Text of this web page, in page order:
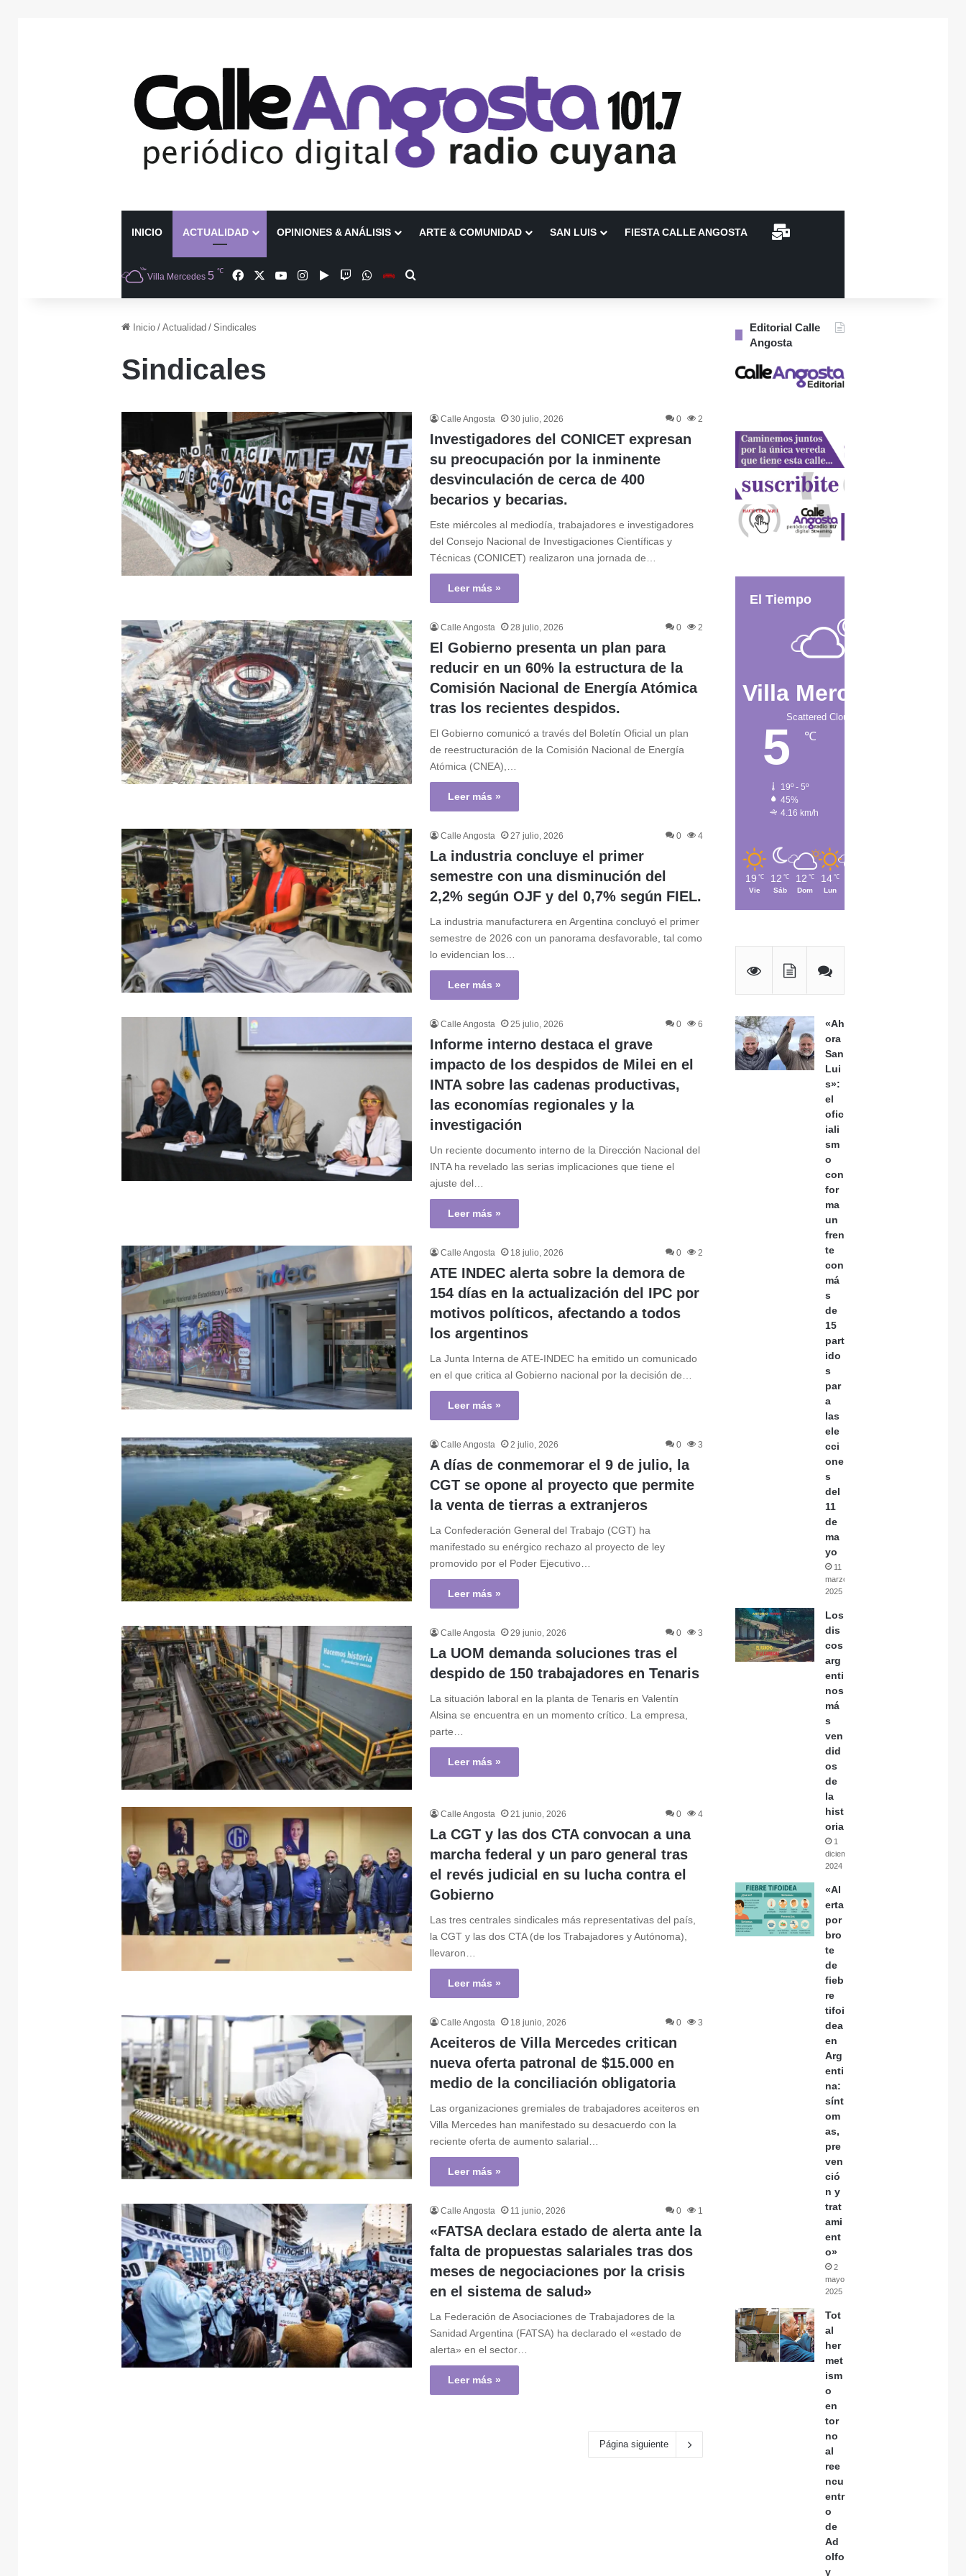
INICIO ACTUALIDAD OPINIONES & ANÁLISIS ARTE & COMUNIDAD SAN LUIS FIESTA CALLE ANGOSTA CONTACTO
Villa Mercedes 5 ℃ FacebookYouTubeInstagramGoogle Play
TwitchWhatsAppEscuchanos en Vivo
Inicio / Actualidad / Sindicales
Sindicales
Calle Angosta 30 julio, 2026 0 2
Investigadores del CONICET expresan
su preocupación por la inminente
desvinculación de cerca de 400
becarios y becarias.
Este miércoles al mediodía, trabajadores e investigadores
del Consejo Nacional de Investigaciones Científicas y
Técnicas (CONICET) realizaron una jornada de…
Leer más »
Calle Angosta 28 julio, 2026 0 2
El Gobierno presenta un plan para
reducir en un 60% la estructura de la
Comisión Nacional de Energía Atómica
tras los recientes despidos.
El Gobierno comunicó a través del Boletín Oficial un plan
de reestructuración de la Comisión Nacional de Energía
Atómica (CNEA),…
Leer más »
Calle Angosta 27 julio, 2026 0 4
La industria concluye el primer
semestre con una disminución del
2,2% según OJF y del 0,7% según FIEL.
La industria manufacturera en Argentina concluyó el primer
semestre de 2026 con un panorama desfavorable, tal como
lo evidencian los…
Leer más »
Calle Angosta 25 julio, 2026 0 6
Informe interno destaca el grave
impacto de los despidos de Milei en el
INTA sobre las cadenas productivas,
las economías regionales y la
investigación
Un reciente documento interno de la Dirección Nacional del
INTA ha revelado las serias implicaciones que tiene el
ajuste del…
Leer más »
Calle Angosta 18 julio, 2026 0 2
ATE INDEC alerta sobre la demora de
154 días en la actualización del IPC por
motivos políticos, afectando a todos
los argentinos
La Junta Interna de ATE-INDEC ha emitido un comunicado
en el que critica al Gobierno nacional por la decisión de…
Leer más »
Calle Angosta 2 julio, 2026 0 3
A días de conmemorar el 9 de julio, la
CGT se opone al proyecto que permite
la venta de tierras a extranjeros
La Confederación General del Trabajo (CGT) ha
manifestado su enérgico rechazo al proyecto de ley
promovido por el Poder Ejecutivo…
Leer más »
Calle Angosta 29 junio, 2026 0 3
La UOM demanda soluciones tras el
despido de 150 trabajadores en Tenaris
La situación laboral en la planta de Tenaris en Valentín
Alsina se encuentra en un momento crítico. La empresa,
parte…
Leer más »
Calle Angosta 21 junio, 2026 0 4
La CGT y las dos CTA convocan a una
marcha federal y un paro general tras
el revés judicial en su lucha contra el
Gobierno
Las tres centrales sindicales más representativas del país,
la CGT y las dos CTA (de los Trabajadores y Autónoma),
llevaron…
Leer más »
Calle Angosta 18 junio, 2026 0 3
Aceiteros de Villa Mercedes critican
nueva oferta patronal de $15.000 en
medio de la conciliación obligatoria
Las organizaciones gremiales de trabajadores aceiteros en
Villa Mercedes han manifestado su desacuerdo con la
reciente oferta de aumento salarial…
Leer más »
Calle Angosta 11 junio, 2026 0 1
«FATSA declara estado de alerta ante la
falta de propuestas salariales tras dos
meses de negociaciones por la crisis
en el sistema de salud»
La Federación de Asociaciones de Trabajadores de la
Sanidad Argentina (FATSA) ha declarado el «estado de
alerta» en el sector…
Leer más »
Página siguiente
Editorial Calle
Angosta
El Tiempo
Villa Mercedes
Scattered Clouds
5 ℃
19º - 5º
45%
4.16 km/h
19 ℃
Vie
12 ℃
Sáb
12 ℃
Dom
14 ℃
Lun
«Ah
ora
San
Lui
s»:
el
ofic
iali
sm
o
con
for
ma
un
fren
te
con
má
s
de
15
part
ido
s
par
a
las
ele
cci
one
s
del
11
de
ma
yo
11
marzo,
2025
Los
dis
cos
arg
enti
nos
má
s
ven
did
os
de
la
hist
oria
1
diciembre,
2024
«Al
erta
por
bro
te
de
fieb
re
tifoi
dea
en
Arg
enti
na:
sínt
om
as,
pre
ven
ció
n y
trat
ami
ent
o»
2
mayo,
2025
Tot
al
her
met
ism
o
en
tor
no
al
ree
ncu
entr
o
de
Ad
olfo
y